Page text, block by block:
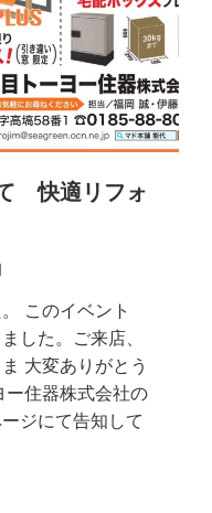
快適リフォ
このイベント
した。ご来店、
大変ありがとう
ー住器株式会社の
ジにて告知して